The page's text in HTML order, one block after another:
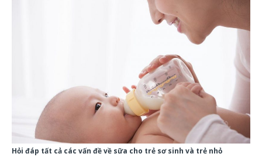
Hỏi đáp tất cả các vấn đề về sữa cho trẻ sơ sinh và trẻ nhỏ